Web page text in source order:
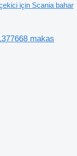
için Scania bahar
makas